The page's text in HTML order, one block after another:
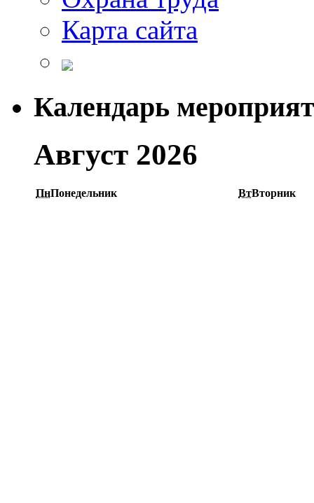
Карта сайта
Календарь
Август 2026
ПнПонедельник ВтВторник